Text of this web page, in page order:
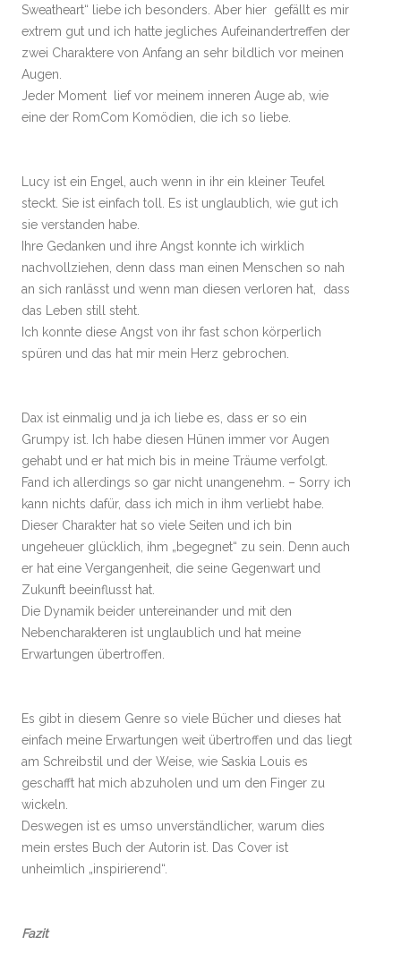
Sweatheart“ liebe ich besonders. Aber hier gefällt es mir
extrem gut und ich hatte jegliches Aufeinandertreffen der
zwei Charaktere von Anfang an sehr bildlich vor meinen
Augen.
Jeder Moment lief vor meinem inneren Auge ab, wie
eine der RomCom Komödien, die ich so liebe.
Lucy ist ein Engel, auch wenn in ihr ein kleiner Teufel
steckt. Sie ist einfach toll. Es ist unglaublich, wie gut ich
sie verstanden habe.
Ihre Gedanken und ihre Angst konnte ich wirklich
nachvollziehen, denn dass man einen Menschen so nah
an sich ranlässt und wenn man diesen verloren hat, dass
das Leben still steht.
Ich konnte diese Angst von ihr fast schon körperlich
spüren und das hat mir mein Herz gebrochen.
Dax ist einmalig und ja ich liebe es, dass er so ein
Grumpy ist. Ich habe diesen Hünen immer vor Augen
gehabt und er hat mich bis in meine Träume verfolgt.
Fand ich allerdings so gar nicht unangenehm. – Sorry ich
kann nichts dafür, dass ich mich in ihm verliebt habe.
Dieser Charakter hat so viele Seiten und ich bin
ungeheuer glücklich, ihm „begegnet“ zu sein. Denn auch
er hat eine Vergangenheit, die seine Gegenwart und
Zukunft beeinflusst hat.
Die Dynamik beider untereinander und mit den
Nebencharakteren ist unglaublich und hat meine
Erwartungen übertroffen.
Es gibt in diesem Genre so viele Bücher und dieses hat
einfach meine Erwartungen weit übertroffen und das liegt
am Schreibstil und der Weise, wie Saskia Louis es
geschafft hat mich abzuholen und um den Finger zu
wickeln.
Deswegen ist es umso unverständlicher, warum dies
mein erstes Buch der Autorin ist. Das Cover ist
unheimlich „inspirierend“.
Fazit